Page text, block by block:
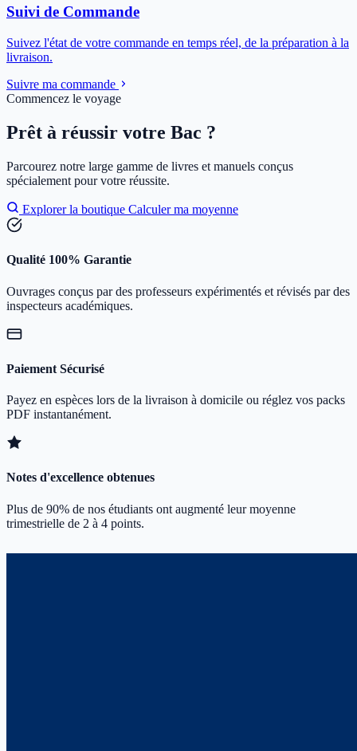
Suivi de Commande
Suivez l'état de votre commande en temps réel, de la préparation à la
livraison.
Suivre ma commande
Commencez le voyage
Prêt à réussir votre Bac ?
Parcourez notre large gamme de livres et manuels conçus
spécialement pour votre réussite.
Explorer la boutique Calculer ma moyenne
Qualité 100% Garantie
Ouvrages conçus par des professeurs expérimentés et révisés par des
inspecteurs académiques.
Paiement Sécurisé
Payez en espèces lors de la livraison à domicile ou réglez vos packs
PDF instantanément.
Notes d'excellence obtenues
Plus de 90% de nos étudiants ont augmenté leur moyenne
trimestrielle de 2 à 4 points.